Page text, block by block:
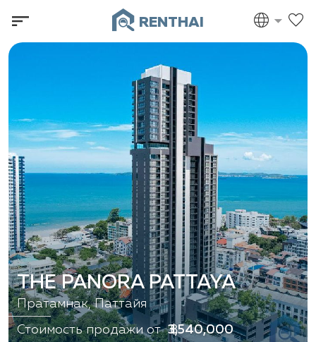
RENTHAI
THE PANORA PATTAYA
Пратамнак, Паттайя
Стоимость продажи от ฿ 3,540,000